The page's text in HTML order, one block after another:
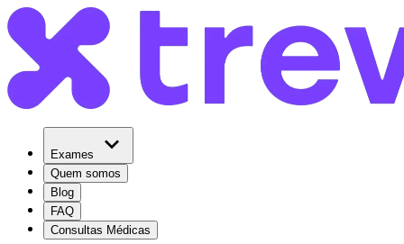
Exames
Quem somos
Blog
FAQ
Consultas Médicas